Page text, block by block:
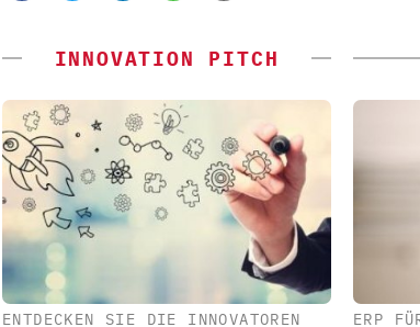
INNOVATION PITCH
ENTDECKEN SIE DIE INNOVATOREN ERP
SAS INSTITUTE GMBH / JMP